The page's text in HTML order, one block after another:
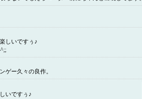
しいですぅ♪
ー久々の良作。
いですぅ♪